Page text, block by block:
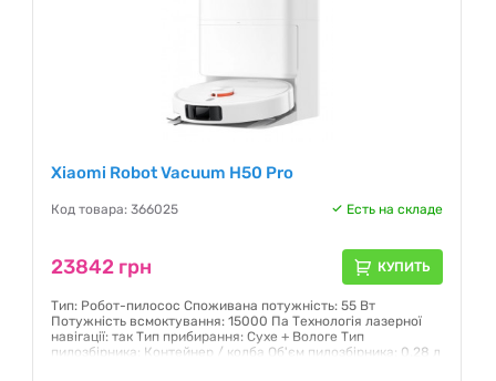
Xiaomi Robot Vacuum H50 Pro
Код товара: 366025 Есть на складе
23842 грн КУПИТЬ
Тип: Робот-пилосос Споживана потужність: 55 Вт
Потужність всмоктування: 15000 Па Технологія лазерної
навігації: так Тип прибирання: Сухе + Вологе Тип
пилозбірника: Контейнер / колба Об'єм пилозбірника: 0.28 л